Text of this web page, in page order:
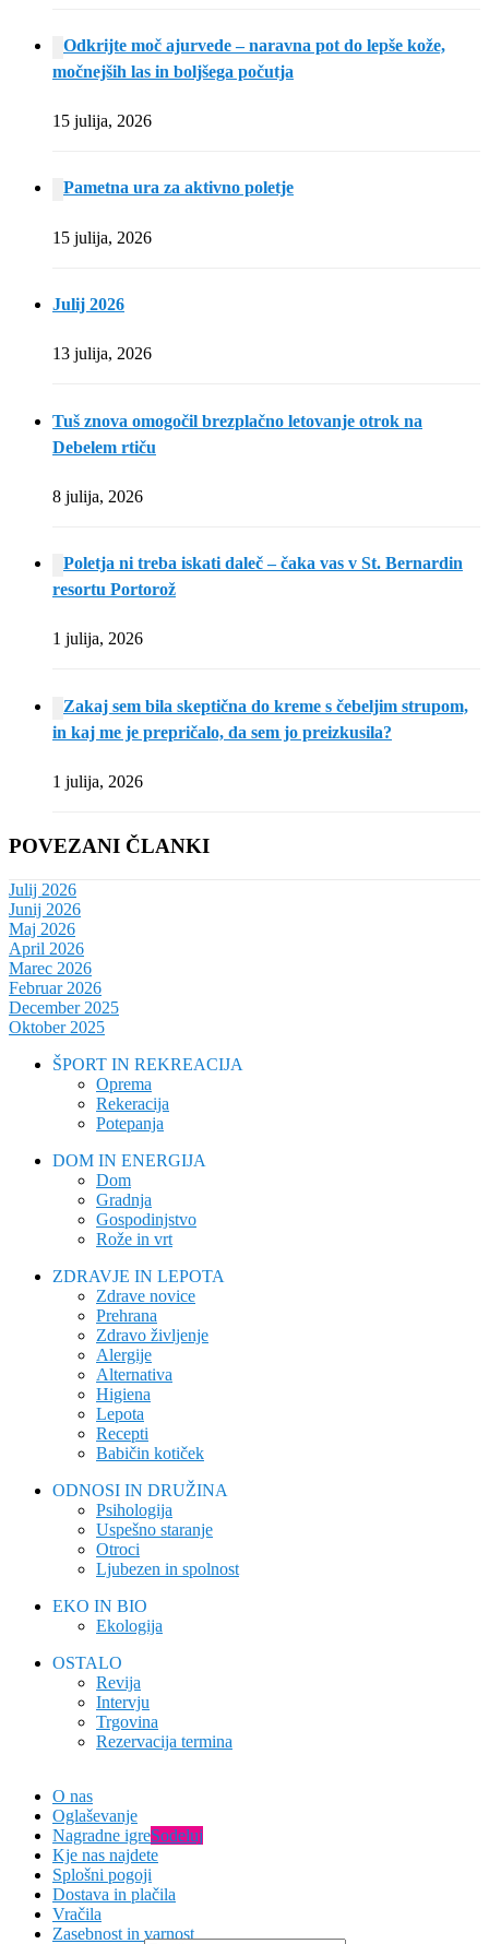
Odkrijte moč ajurvede – naravna pot do lepše kože,
močnejših las in boljšega počutja
15 julija, 2026
Pametna ura za aktivno poletje
15 julija, 2026
Julij 2026
13 julija, 2026
Tuš znova omogočil brezplačno letovanje otrok na
Debelem rtiču
8 julija, 2026
Poletja ni treba iskati daleč – čaka vas v St. Bernardin
resortu Portorož
1 julija, 2026
Zakaj sem bila skeptična do kreme s čebeljim strupom,
in kaj me je prepričalo, da sem jo preizkusila?
1 julija, 2026
POVEZANI ČLANKI
Julij 2026
Junij 2026
Maj 2026
April 2026
Marec 2026
Februar 2026
December 2025
Oktober 2025
ŠPORT IN REKREACIJA
Oprema
Rekeracija
Potepanja
DOM IN ENERGIJA
Dom
Gradnja
Gospodinjstvo
Rože in vrt
ZDRAVJE IN LEPOTA
Zdrave novice
Prehrana
Zdravo življenje
Alergije
Alternativa
Higiena
Lepota
Recepti
Babičin kotiček
ODNOSI IN DRUŽINA
Psihologija
Uspešno staranje
Otroci
Ljubezen in spolnost
EKO IN BIO
Ekologija
OSTALO
Revija
Intervju
Trgovina
Rezervacija termina
O nas
Oglaševanje
Nagradne igreSodeluj
Kje nas najdete
Splošni pogoji
Dostava in plačila
Vračila
Zasebnost in varnost